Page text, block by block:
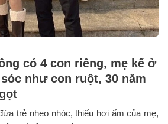
có 4 con riêng, mẹ kế ở
như con ruột, 30 năm
trẻ nheo nhóc, thiếu hơi ấm của mẹ,